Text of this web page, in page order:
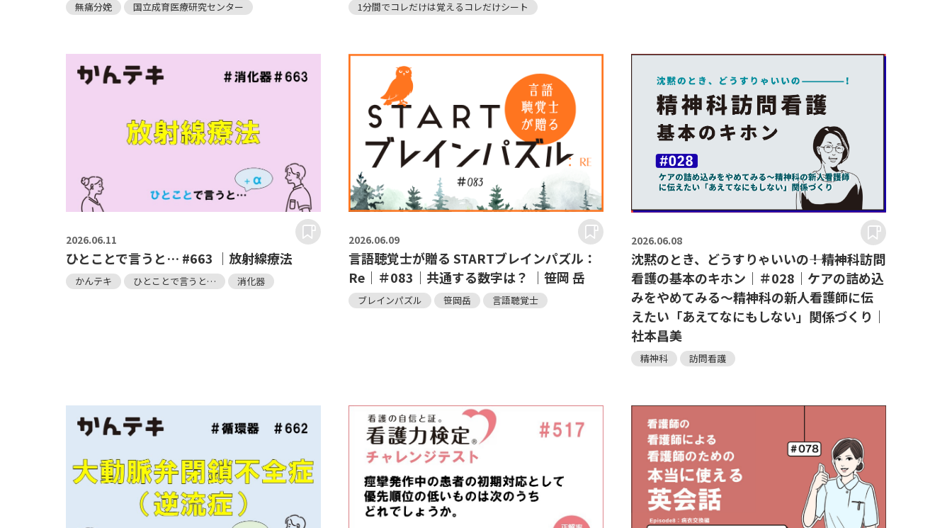
無痛分娩 国立成育医療研究センター
1分間でコレだけは覚えるコレだけシート
2026.06.11
ひとことで言うと… #663 ｜放射線療法
かんテキ ひとことで言うと… 消化器
2026.06.09
言語聴覚士が贈る STARTブレインパズル：
Re｜＃083｜共通する数字は？ ｜笹岡 岳
ブレインパズル 笹岡岳 言語聴覚士
2026.06.08
沈黙のとき、どうすりゃいいの―――！精神科訪問
看護の基本のキホン｜＃028｜ケアの詰め込
みをやめてみる〜精神科の新人看護師に伝
えたい「あえてなにもしない」関係づくり｜
社本昌美
精神科 訪問看護